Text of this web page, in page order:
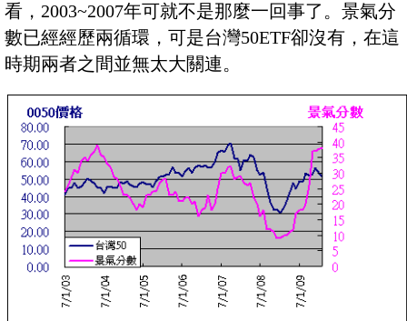
看，2003~2007年可就不是那麼一回事了。景氣分
數已經經歷兩循環，可是台灣50ETF卻沒有，在這
時期兩者之間並無太大關連。